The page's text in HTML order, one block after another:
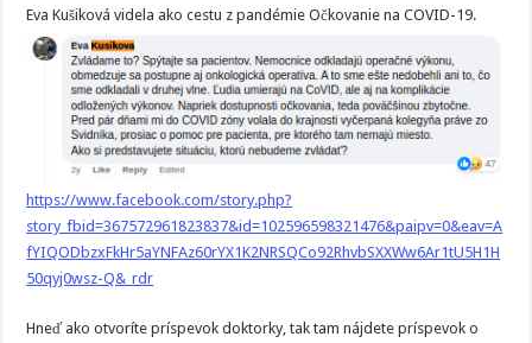
Eva Kušiková videla ako cestu z pandémie Očkovanie na COVID-19.
https://www.facebook.com/story.php?
story_fbid=367572961823837&id=102596598321476&paipv=0&eav=A
fYIQODbzxFkHr5aYNFAz60rYX1K2NRSQCo92RhvbSXXWw6Ar1tU5H1H
50qyj0wsz-Q&_rdr
Hneď ako otvoríte príspevok doktorky, tak tam nájdete príspevok o